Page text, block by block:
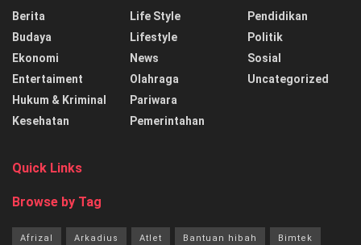
Berita
Budaya
Ekonomi
Entertaiment
Hukum & Kriminal
Kesehatan
Life Style
Lifestyle
News
Olahraga
Pariwara
Pemerintahan
Pendidikan
Politik
Sosial
Uncategorized
Quick Links
Browse by Tag
Afrizal Arkadius Atlet Bantuan hibah Bimtek